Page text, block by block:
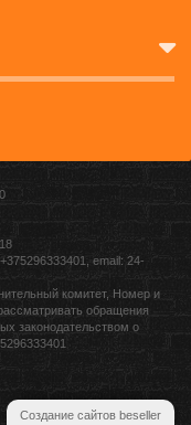
email: 24-
комитет, Номер и
обращения
законодательством о
Создание сайтов beseller